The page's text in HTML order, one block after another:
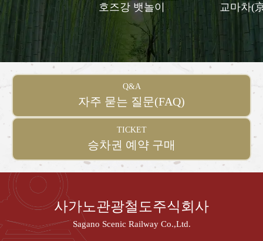
호즈강 뱃놀이 교마차(
Q&A
자주 묻는 질문(FAQ)
TICKET
승차권 예약 구매
사가노관광철도주식회사
Sagano Scenic Railway Co.,Ltd.